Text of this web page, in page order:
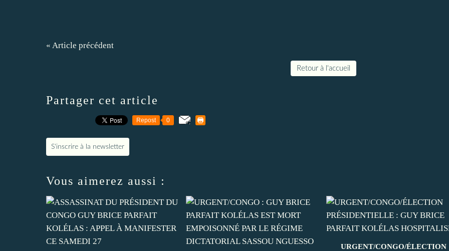
« Article précédent
Retour à l'accueil
Partager cet article
Repost 0
S'inscrire à la newsletter
Vous aimerez aussi :
URGENT/CONGO/ÉLECTION